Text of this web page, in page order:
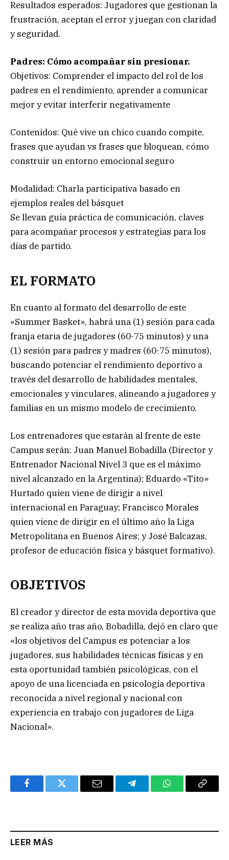
Resultados esperados: Jugadores que gestionan la
frustración, aceptan el error y juegan con claridad
y seguridad.
Padres: Cómo acompañar sin presionar.
Objetivos: Comprender el impacto del rol de los
padres en el rendimiento, aprender a comunicar
mejor y evitar interferir negativamente
Contenidos: Qué vive un chico cuando compite,
frases que ayudan vs frases que bloquean, cómo
construir un entorno emocional seguro
Modalidad: Charla participativa basado en
ejemplos reales del básquet
Se llevan guía práctica de comunicación, claves
para acompañar procesos y estrategias para los
días de partido.
EL FORMATO
En cuanto al formato del desarrollo de este
«Summer Basket», habrá una (1) sesión para cada
franja etaria de jugadores (60-75 minutos) y una
(1) sesión para padres y madres (60-75 minutos),
buscando potenciar el rendimiento deportivo a
través del desarrollo de habilidades mentales,
emocionales y vinculares, alineando a jugadores y
familias en un mismo modelo de crecimiento.
Los entrenadores que estarán al frente de este
Campus serán: Juan Manuel Bobadilla (Director y
Entrenador Nacional Nivel 3 que es el máximo
nivel alcanzado en la Argentina); Eduardo «Tito»
Hurtado quien viene de dirigir a nivel
internacional en Paraguay; Francisco Morales
quien viene de dirigir en el último año la Liga
Metropolitana en Buenos Aires; y José Balcazas,
profesor de educación física y básquet formativo).
OBJETIVOS
El creador y director de esta movida deportiva que
se realiza año tras año, Bobadilla, dejó en claro que
«los objetivos del Campus es potenciar a los
jugadores, sus habilidades técnicas físicas y en
esta oportunidad también psicológicas, con el
apoyo de una licenciada en psicología deportiva
reconocida a nivel regional y nacional con
experiencia en trabajo con jugadores de Liga
Nacional».
FacebookTwitter Email TelegramWhatsAppCopy
LEER MÁS